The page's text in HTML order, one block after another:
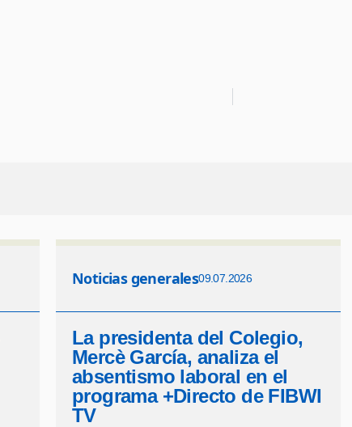
Noticias generales09.07.2026
La presidenta del Colegio,
Mercè García, analiza el
absentismo laboral en el
programa +Directo de FIBWI
TV